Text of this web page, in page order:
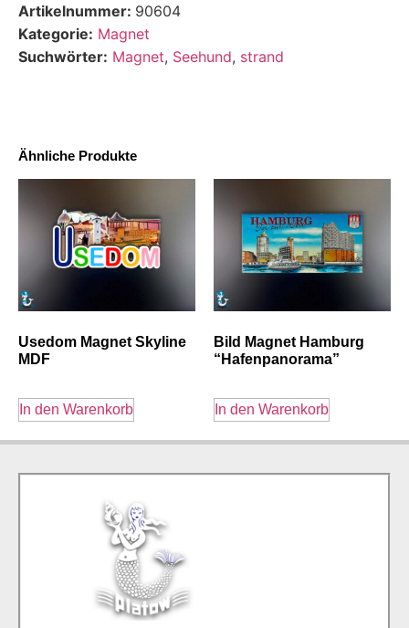
Artikelnummer: 90604
Kategorie: Magnet
Suchwörter: Magnet, Seehund, strand
Ähnliche Produkte
Usedom Magnet Skyline
MDF
In den Warenkorb
Bild Magnet Hamburg
“Hafenpanorama”
In den Warenkorb